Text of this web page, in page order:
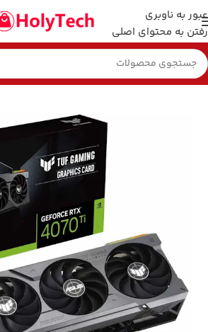
عبور به ناوبری
رفتن به محتوای اصلی
خانه کارت گرافیک